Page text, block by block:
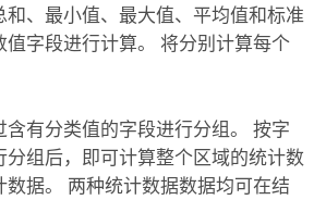
和、最小值、最大值、平均值和标准
值字段进行计算。 将分别计算每个
含有分类值的字段进行分组。 按字
分组后，即可计算整个区域的统计数
数据。 两种统计数据数据均可在结